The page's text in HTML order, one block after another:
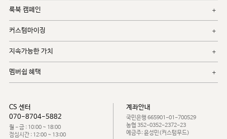
룩북 캠페인
커스텀마이징
지속가능한 가치
멤버쉽 혜택
CS 센터
070-8704-5882
월 - 금 : 10:00 ~ 18:00
점심시간 : 12:00 ~ 13:00
계좌안내
국민은행 665901-01-700529
농협 352-0352-2372-23
예금주: 윤성민(커스텀무드)